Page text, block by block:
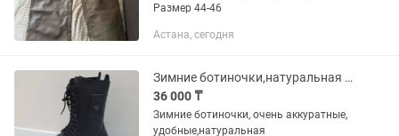
Размер 44-46
Астана, сегодня
Зимние ботиночки,натуральная кожа, про-во Турция
36 000 ₸
Зимние ботиночки, очень аккуратные,
удобные,натуральная